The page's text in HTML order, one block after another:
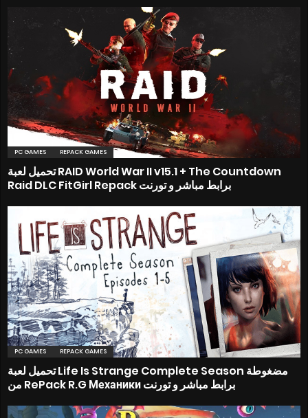
PC GAMES REPACK GAMES
تحميل لعبة RAID World War II v15.1 + The Countdown
Raid DLC FitGirl Repack برابط مباشر و تورنت
PC GAMES REPACK GAMES
تحميل لعبة Life Is Strange Complete Season مضغوطة
من RePack R.G Механики برابط مباشر و تورنت